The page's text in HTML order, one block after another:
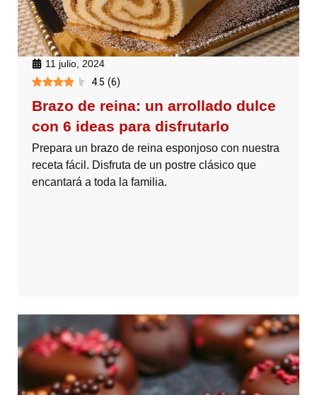
11 julio, 2024
4.5 (6)
Brazo de reina: un arrollado dulce
con 6 ideas para disfrutarlo
Prepara un brazo de reina esponjoso con nuestra
receta fácil. Disfruta de un postre clásico que
encantará a toda la familia.